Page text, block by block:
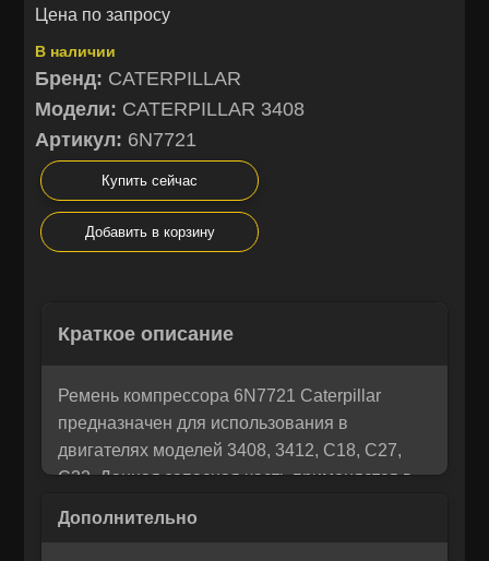
нам!
Мы понимаем, как важно принять правильное решение. Если
напишите нам, и мы с радостью поможем разобраться и
предложим лучшее решение для вас!
Корзина
Рассчитать лизинг:
Цена по запросу
В наличии
Бренд: CATERPILLAR
Модели: CATERPILLAR 3408
Артикул: 6N7721
Купить сейчас
Добавить в корзину
Краткое описание
Ремень компрессора 6N7721 Caterpillar
предназначен для использования в
двигателях моделей 3408, 3412, C18, C27,
C32. Данная запасная часть применяется в
надежную передачу усилия от двигателя к